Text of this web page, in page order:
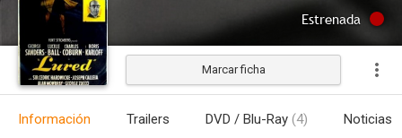
Estrenada
Marcar ficha
Información Trailers DVD / Blu-Ray (4) Noticias